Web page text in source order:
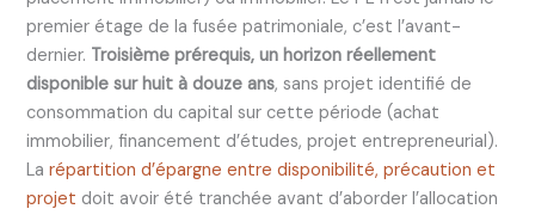
premier étage de la fusée patrimoniale, c’est l’avant-
dernier. Troisième prérequis, un horizon réellement
disponible sur huit à douze ans, sans projet identifié de
consommation du capital sur cette période (achat
immobilier, financement d’études, projet entrepreneurial).
Larépartition d’épargne entre disponibilité, précaution et
projet doit avoir été tranchée avant d’aborder l’allocation